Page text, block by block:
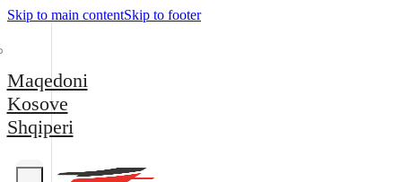
Skip to main contentSkip to footer
Maqedoni
Kosove
Shqiperi